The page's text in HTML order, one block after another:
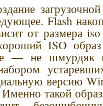
Flash
от размера
ISO
— не шмурдяк
версию
такой образ